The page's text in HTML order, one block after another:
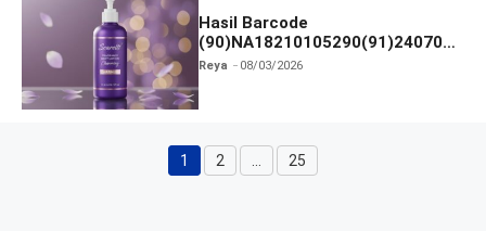
Hasil Barcode
(90)NA18210105290(91)240703
dan Izin BPOM
Reya 08/03/2026
Halaman
1 Halaman
2 … Halaman
25